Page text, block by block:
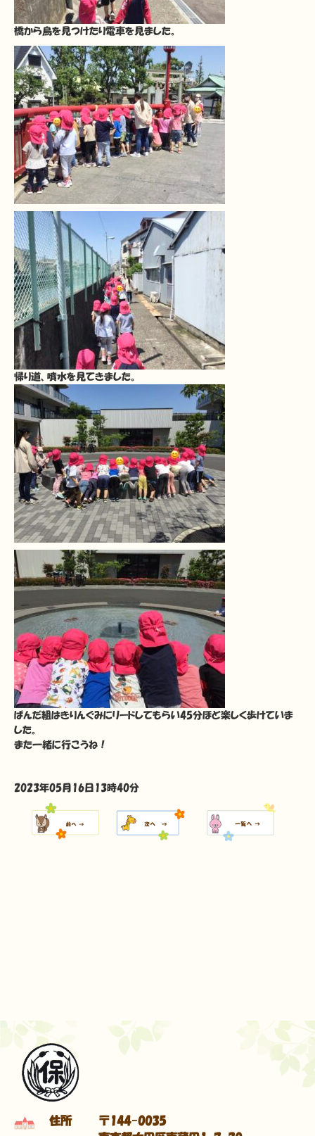
橋から鳥を見つけたり電車を見ました。
帰り道、噴水を見てきました。
ぱんだ組はきりんぐみにリードしてもらい45分ほど楽しく歩けていま
した。
また一緒に行こうね！
2023年05月16日13時40分
住所
〒144-0035